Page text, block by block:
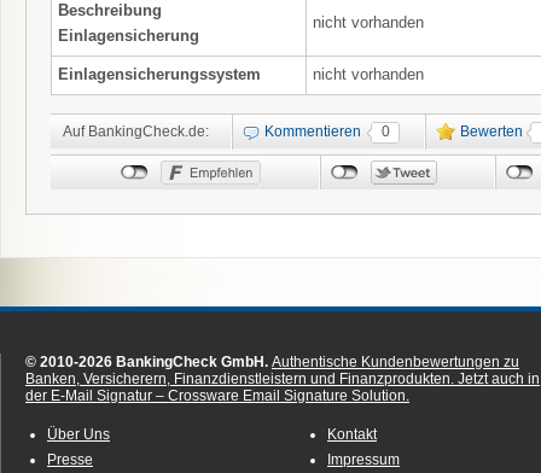
Beschreibung
Einlagensicherung
nicht vorhanden
Einlagensicherungssystem nicht vorhanden
Auf BankingCheck.de: Kommentieren 0 Bewerten
© 2010-2026 BankingCheck GmbH. Authentische Kundenbewertungen zu
Banken, Versicherern, Finanzdienstleistern und Finanzprodukten. Jetzt auch in
der E-Mail Signatur – Crossware Email Signature Solution.
Über Uns
Presse
Kontakt
Impressum